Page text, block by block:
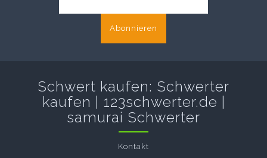
Abonnieren
Schwert kaufen: Schwerter
kaufen | 123schwerter.de |
samurai Schwerter
Kontakt